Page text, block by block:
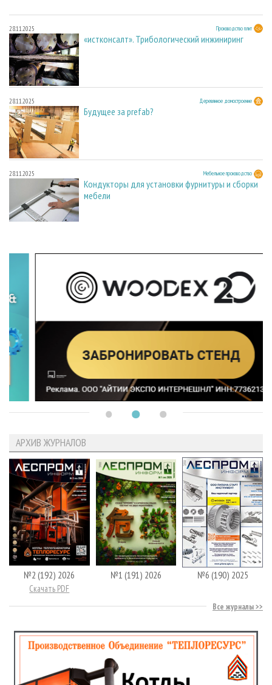
28.11.2025 Производство плит
«истконсалт». Трибологический инжиниринг
28.11.2025 Деревянное домостроение
Будущее за prefab?
28.11.2025 Мебельное производство
Кондукторы для установки фурнитуры и сборки
мебели
АРХИВ ЖУРНАЛОВ
№2 (192) 2026
Скачать PDF
№1 (191) 2026 №6 (190) 2025
Все журналы